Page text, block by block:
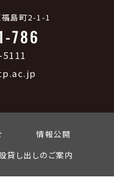
島町2-1-1
情報公開
貸し出しのご案内